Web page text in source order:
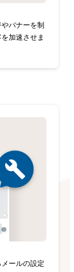
バナーを制
加速させま
ールの設定